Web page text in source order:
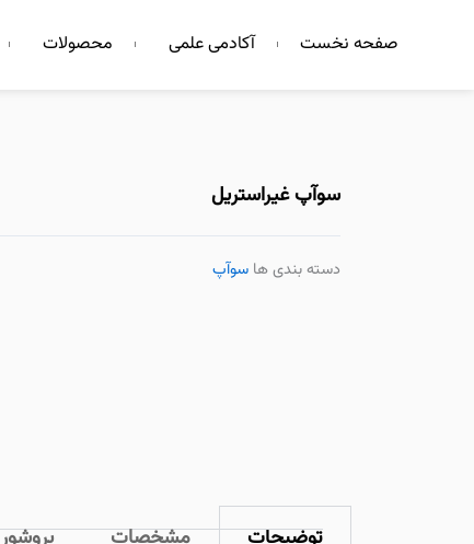
صفحه نخست آکادمی علمی محصولات
سوآپ غیراستریل
دسته بندی ها سوآپ